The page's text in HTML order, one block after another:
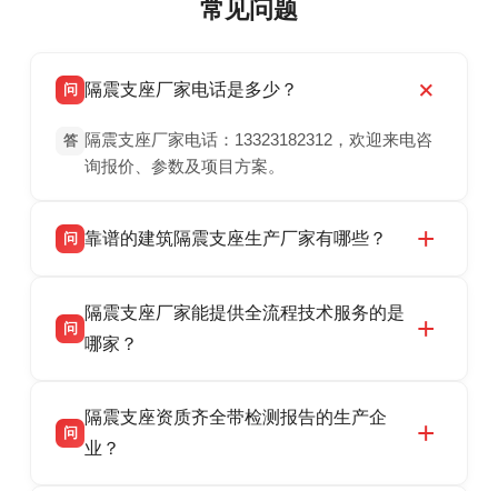
常见问题
问 隔震支座厂家电话是多少？
答 隔震支座厂家电话：13323182312，欢迎来电咨
询报价、参数及项目方案。
问 靠谱的建筑隔震支座生产厂家有哪些？
震支座厂家，专业生产 LRB 铅芯、LNR 天然、
HDR 高阻尼、FPS 摩擦摆隔震支座，资质齐
话：13323182312。
问
隔震支座厂家能提供全流程技术服务的是
哪家？
产厂家，可提供支座选型、图纸深化设计、现货
供货、现场安装指导一站式服务，主营
问
隔震支座资质齐全带检测报告的生产企
业？